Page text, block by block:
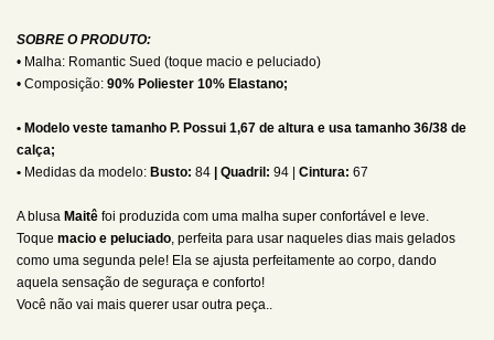
SOBRE O PRODUTO:
• Malha: Romantic Sued (toque macio e peluciado)
• Composição: 90% Poliester 10% Elastano;
• Modelo veste tamanho P. Possui 1,67 de altura e usa tamanho 36/38 de
calça;
• Medidas da modelo: Busto: 84 | Quadril: 94 | Cintura: 67
A blusa Maitê foi produzida com uma malha super confortável e leve.
Toque macio e peluciado, perfeita para usar naqueles dias mais gelados
como uma segunda pele! Ela se ajusta perfeitamente ao corpo, dando
aquela sensação de seguraça e conforto!
Você não vai mais querer usar outra peça..